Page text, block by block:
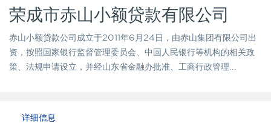
荣成市赤山小额贷款有限公司
赤山小额贷款公司成立于2011年6月24日，由赤山集团有限公司出
资，按照国家银行监督管理委员会、中国人民银行等机构的相关政
策、法规申请设立，并经山东省金融办批准、工商行政管理...
详细信息